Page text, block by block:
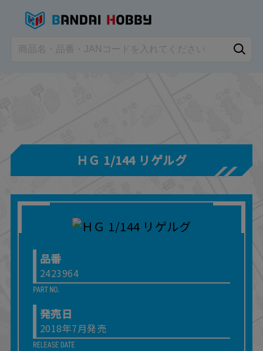
ＨＧ 1/144 リゲルグ
品番
2423964
発売日
2018年7月発売